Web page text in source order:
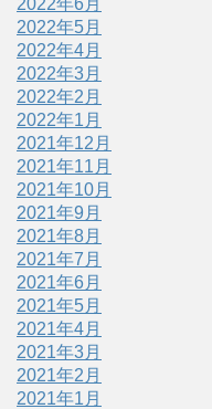
2022年6月
2022年5月
2022年4月
2022年3月
2022年2月
2022年1月
2021年12月
2021年11月
2021年10月
2021年9月
2021年8月
2021年7月
2021年6月
2021年5月
2021年4月
2021年3月
2021年2月
2021年1月